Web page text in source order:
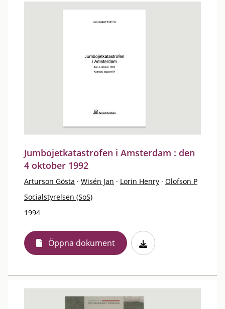
Jumbojetkatastrofen i Amsterdam : den
4 oktober 1992
Arturson Gösta · Wisén Jan · Lorin Henry · Olofson P
Socialstyrelsen (SoS)
1994
Öppna dokument